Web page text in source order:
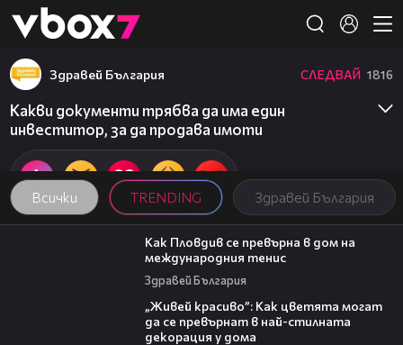
👾
Всички TRENDING Здравей България
Здравей България СЛЕДВАЙ 1816
Какви документи трябва да има един
инвеститор, за да продава имоти
03:09
Как Пловдив се превърна в дом на
международния тенис
Здравей България
„Живей красиво”: Как цветята могат
да се превърнат в най-стилната
декорация у дома